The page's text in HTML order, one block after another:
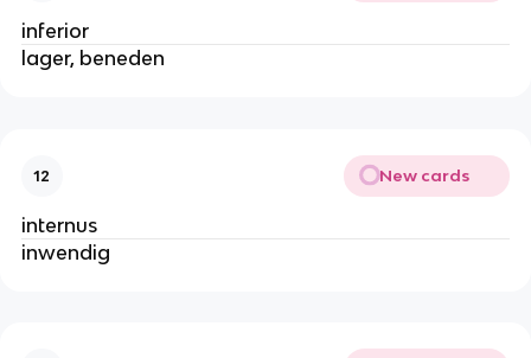
inferior
lager, beneden
12 New cards
internus
inwendig